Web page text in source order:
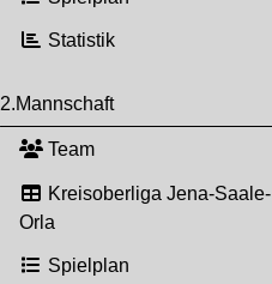
Statistik
2.Mannschaft
Team
Kreisoberliga Jena-Saale-
Orla
Spielplan